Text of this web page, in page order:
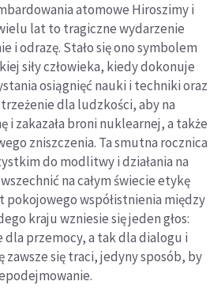
atomowe Hiroszimy i
lat to tragiczne wydarzenie
i odrazę. Stało się ono symbolem
siły człowieka, kiedy dokonuje
osiągnięć nauki i techniki oraz
dla ludzkości, aby na
i zakazała broni nuklearnej, a także
zniszczenia. Ta smutna rocznica
do modlitwy i działania na
na całym świecie etykę
współistnienia między
kraju wzniesie się jeden głos:
dla przemocy, a tak dla dialogu i
się traci, jedyny sposób, by